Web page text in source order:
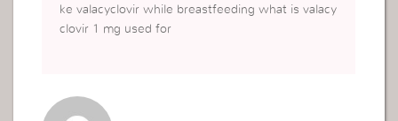
ke valacyclovir while breastfeeding what is valacy
clovir 1 mg used for